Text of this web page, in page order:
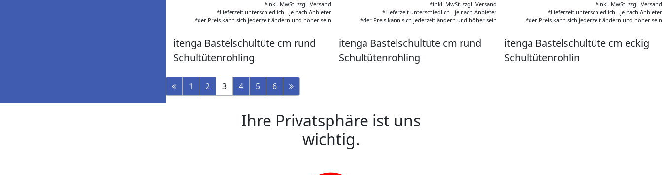
*inkl. MwSt. zzgl. Versand
*Lieferzeit unterschiedlich - je nach Anbieter
*der Preis kann sich jederzeit ändern und höher sein
itenga Bastelschultüte cm rund
Schultütenrohling
*inkl. MwSt. zzgl. Versand
*Lieferzeit unterschiedlich - je nach Anbieter
*der Preis kann sich jederzeit ändern und höher sein
itenga Bastelschultüte cm rund
Schultütenrohling
*inkl. MwSt. zzgl. Versand
*Lieferzeit unterschiedlich - je nach Anbieter
*der Preis kann sich jederzeit ändern und höher sein
itenga Bastelschultüte cm eckig
Schultütenrohlin
1 2 3 4 5 6
Ihre Privatsphäre ist uns
wichtig.